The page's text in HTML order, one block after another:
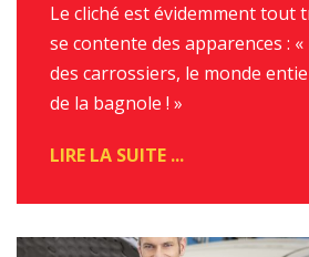
Le cliché est évidemment tout
se contente des apparences :
des carrossiers, le monde
de la bagnole ! »